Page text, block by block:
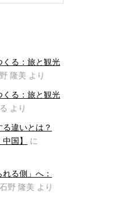
くる：旅と観光
隆美 より
くる：旅と観光
より
違いとは？
国】
に
る側」へ：
石野 隆美 より